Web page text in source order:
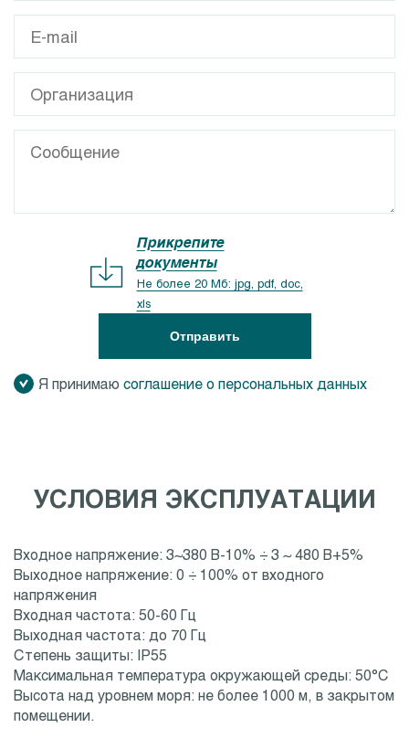
Прикрепите
документы
Не более 20 Мб: jpg, pdf, doc,
xls
Отправить
Я принимаю соглашение о персональных данных
УСЛОВИЯ ЭКСПЛУАТАЦИИ
Входное напряжение: 3~380 В-10% ÷ 3 ~ 480 В+5%
Выходное напряжение: 0 ÷ 100% от входного
напряжения
Входная частота: 50-60 Гц
Выходная частота: до 70 Гц
Степень защиты: IP55
Максимальная температура окружающей среды: 50°C
Высота над уровнем моря: не более 1000 м, в закрытом
помещении.